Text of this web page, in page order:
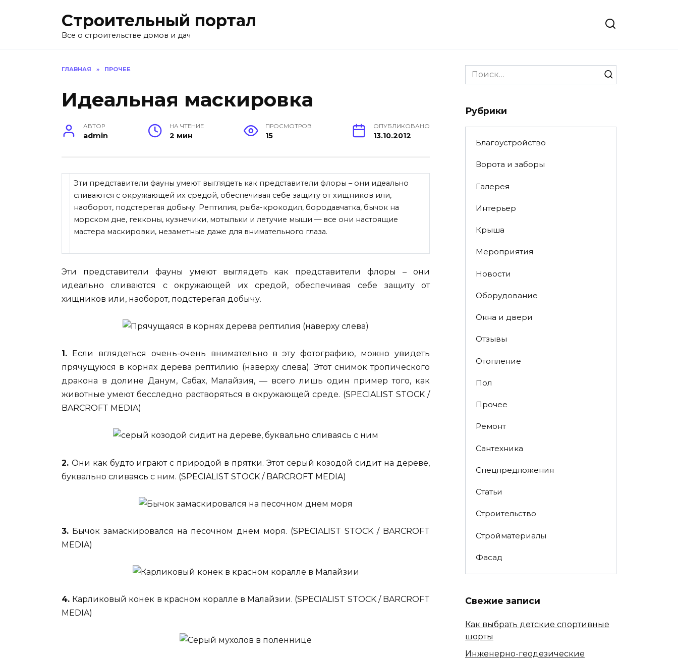
Строительный портал
Все о строительстве домов и дач
ГЛАВНАЯ » ПРОЧЕЕ
Идеальная маскировка
АВТОР
admin
НА ЧТЕНИЕ
2 мин
ПРОСМОТРОВ
15
ОПУБЛИКОВАНО
13.10.2012
Эти представители фауны умеют выглядеть как представители флоры – они идеально
сливаются с окружающей их средой, обеспечивая себе защиту от хищников или,
наоборот, подстерегая добычу. Рептилия, рыба-крокодил, бородавчатка, бычок на
морском дне, гекконы, кузнечики, мотыльки и летучие мыши — все они настоящие
мастера маскировки, незаметные даже для внимательного глаза.
Эти представители фауны умеют выглядеть как представители флоры – они
идеально сливаются с окружающей их средой, обеспечивая себе защиту от
хищников или, наоборот, подстерегая добычу.
1. Если вглядеться очень-очень внимательно в эту фотографию, можно увидеть
прячущуюся в корнях дерева рептилию (наверху слева). Этот снимок тропического
дракона в долине Данум, Сабах, Малайзия, — всего лишь один пример того, как
животные умеют бесследно растворяться в окружающей среде. (SPECIALIST STOCK /
BARCROFT MEDIA)
2. Они как будто играют с природой в прятки. Этот серый козодой сидит на дереве,
буквально сливаясь с ним. (SPECIALIST STOCK / BARCROFT MEDIA)
3. Бычок замаскировался на песочном днем моря. (SPECIALIST STOCK / BARCROFT
MEDIA)
4. Карликовый конек в красном коралле в Малайзии. (SPECIALIST STOCK / BARCROFT
MEDIA)
Search
for:
Рубрики
Благоустройство
Ворота и заборы
Галерея
Интерьер
Крыша
Мероприятия
Новости
Оборудование
Окна и двери
Отзывы
Отопление
Пол
Прочее
Ремонт
Сантехника
Спецпредложения
Статьи
Строительство
Стройматериалы
Фасад
Свежие записи
Как выбрать детские спортивные
шорты
Инженерно-геодезические